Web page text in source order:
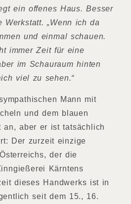
ein offenes Haus. Besser
Werkstatt. „Wenn ich da
und einmal schauen.
immer Zeit für eine
im Schauraum hinten
viel zu sehen.“
Mann mit
und dem blauen
an, aber er ist tatsächlich
Der zurzeit einzige
der die
Kärntens
dieses Handwerks ist in
seit dem 15., 16.